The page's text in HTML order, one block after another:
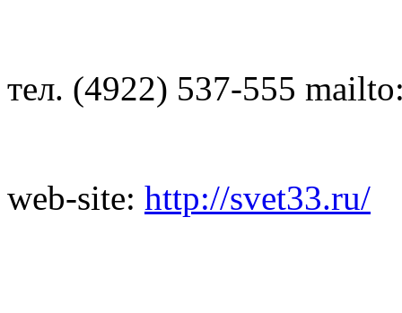
тел. (4922) 537-555
web-site: http://svet33.ru/